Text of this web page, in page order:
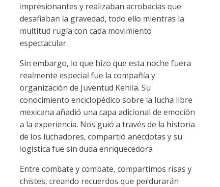
impresionantes y realizaban acrobacias que
desafiaban la gravedad, todo ello mientras la
multitud rugía con cada movimiento
espectacular.
Sin embargo, lo que hizo que esta noche fuera
realmente especial fue la compañía y
organización de Juventud Kehila. Su
conocimiento enciclopédico sobre la lucha libre
mexicana añadió una capa adicional de emoción
a la experiencia. Nos guió a través de la historia
de los luchadores, compartió anécdotas y su
logística fue sin duda enriquecedora
Entre combate y combate, compartimos risas y
chistes, creando recuerdos que perdurarán